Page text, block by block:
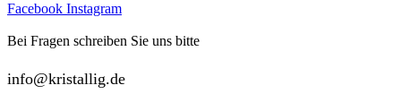
Facebook Instagram
Bei Fragen schreiben Sie uns bitte
info@kristallig.de